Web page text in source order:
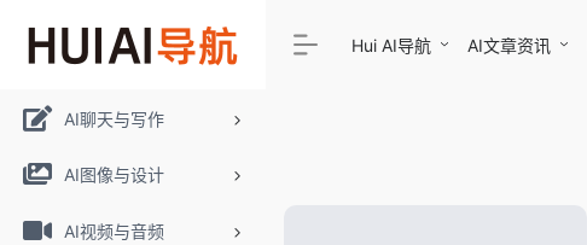
AI聊天与写作
AI图像与设计
AI视频与音频
Hui AI导航 AI文章资讯